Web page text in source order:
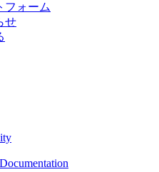
フォーム
せ